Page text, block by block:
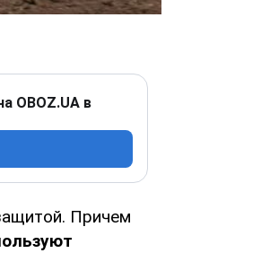
OBOZ.UA в
Причем